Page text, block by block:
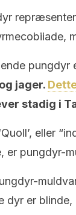
pungdyr
jager.
stadig i
eller
er pungdyr-
dyr er